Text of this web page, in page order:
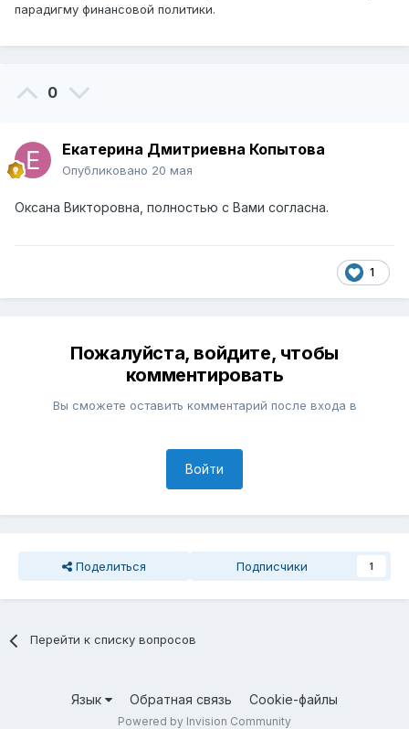
парадигму финансовой политики.
0
Екатерина Дмитриевна Копытова
Опубликовано 20 мая
Оксана Викторовна, полностью с Вами согласна.
1
Пожалуйста, войдите, чтобы
комментировать
Вы сможете оставить комментарий после входа в
Войти
Поделиться Подписчики 1
Перейти к списку вопросов
Язык Обратная связь Cookie-файлы
Powered by Invision Community